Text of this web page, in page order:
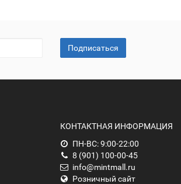
Подписаться
КОНТАКТНАЯ ИНФОРМАЦИЯ
ПН-ВС: 9:00-22:00
8 (901) 100-00-45
info@mintmall.ru
Розничный сайт